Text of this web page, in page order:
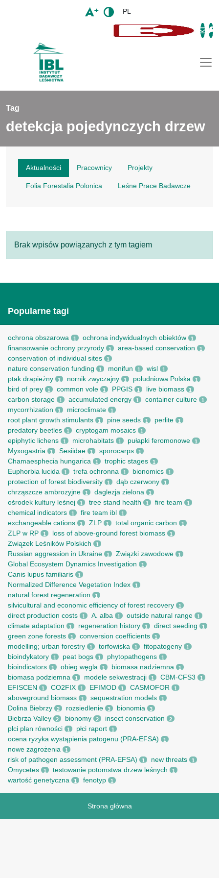
PL
Tag
detekcja pojedynczych drzew
Aktualności Pracownicy Projekty
Folia Forestalia Polonica Leśne Prace Badawcze
Brak wpisów powiązanych z tym tagiem
Popularne tagi
ochrona obszarowa 1 ochrona indywidualnych obiektów 1
finansowanie ochrony przyrody 1 area-based conservation 1
conservation of individual sites 1
nature conservation funding 1 monifun 1 wisl 1
ptak drapieżny 1 nornik zwyczajny 1 południowa Polska 1
bird of prey 1 common vole 1 PPGIS 1 live biomass 1
carbon storage 1 accumulated energy 1 container culture 1
mycorrhization 1 microclimate 1
root рlant growth stimulants 1 pine seeds 1 perlite 1
predatory beetles 1 cryptogam mosaics 1
epiphytic lichens 1 microhabitats 1 pułapki feromonowe 1
Myxogastria 1 Sesiidae 1 sporocarps 1
Chamaesphecia hungarica 1 trophic stages 1
Euphorbia lucida 1 trefa ochronna 1 bionomics 1
protection of forest biodiversity 1 dąb czerwony 1
chrząszcze ambrozyjne 1 daglezja zielona 1
ośrodek kultury leśnej 1 tree stand health 1 fire team 1
chemical indicators 1 fire team ibl 1
exchangeable cations 1 ZLP 1 total organic carbon 1
ZLP w RP 1 loss of above-ground forest biomass 1
Związek Leśników Polskich 1
Russian aggression in Ukraine 1 Związki zawodowe 1
Global Ecosystem Dynamics Investigation 1
Canis lupus familiaris 1
Normalized Difference Vegetation Index 1
natural forest regeneration 1
silvicultural and economic efficiency of forest recovery 1
direct production costs 1 A. alba 1 outside natural range 1
climate adaptation 1 regeneration history 1 direct seeding 1
green zone forests 1 conversion coefficients 1
modelling; urban forestry 1 torfowiska 1 fitopatogeny 1
bioindykatory 1 peat bogs 1 phytopathogens 1
bioindicators 1 obieg węgla 1 biomasa nadziemna 1
biomasa podziemna 1 modele sekwestracji 1 CBM-CFS3 1
EFISCEN 1 CO2FIX 1 EFIMOD 1 CASMOFOR 1
aboveground biomass 1 sequestration models 1
Dolina Biebrzy 2 rozsiedlenie 3 bionomia 3
Biebrza Valley 2 bionomy 2 insect conservation 2
płci plan równości 1 płci raport 1
ocena ryzyka wystąpienia patogenu (PRA-EFSA) 1
nowe zagrożenia 1
risk of pathogen assessment (PRA-EFSA) 1 new threats 1
Omycetes 1 testowanie potomstwa drzew leśnych 1
wartość genetyczna 1 fenotyp 1
Strona główna